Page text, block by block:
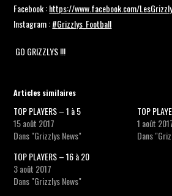
Facebook :https://www.facebook.com/
Instagram :#Grizzlys_Football
GO GRIZZLYS !!!
Articles similaires
TOP PLAYERS – 1 à 5
15 août 2017
Dans "Grizzlys News"
TOP
1 août
Dans
TOP PLAYERS – 16 à 20
3 août 2017
Dans "Grizzlys News"